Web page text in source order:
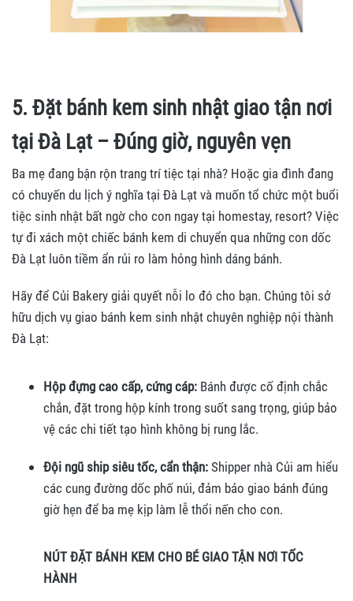
5. Đặt bánh kem sinh nhật giao tận nơi
tại Đà Lạt – Đúng giờ, nguyên vẹn
Ba mẹ đang bận rộn trang trí tiệc tại nhà? Hoặc gia đình đang
có chuyến du lịch ý nghĩa tại Đà Lạt và muốn tổ chức một buổi
tiệc sinh nhật bất ngờ cho con ngay tại homestay, resort? Việc
tự đi xách một chiếc bánh kem di chuyển qua những con dốc
Đà Lạt luôn tiềm ẩn rủi ro làm hỏng hình dáng bánh.
Hãy để Củi Bakery giải quyết nỗi lo đó cho bạn. Chúng tôi sở
hữu dịch vụ giao bánh kem sinh nhật chuyên nghiệp nội thành
Đà Lạt:
Hộp đựng cao cấp, cứng cáp: Bánh được cố định chắc
chắn, đặt trong hộp kính trong suốt sang trọng, giúp bảo
vệ các chi tiết tạo hình không bị rung lắc.
Đội ngũ ship siêu tốc, cẩn thận: Shipper nhà Củi am hiểu
các cung đường dốc phố núi, đảm bảo giao bánh đúng
giờ hẹn để ba mẹ kịp làm lễ thổi nến cho con.
NÚT ĐẶT BÁNH KEM CHO BÉ GIAO TẬN NƠI TỐC
HÀNH